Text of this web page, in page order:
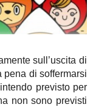
sull’uscita di
pena di soffermarsi
previsto per
non sono previsti